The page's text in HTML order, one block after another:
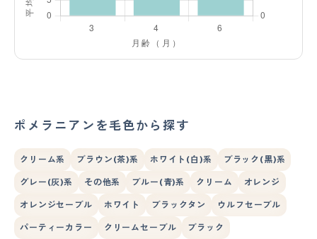
ポメラニアンを毛色から探す
クリーム系 ブラウン(茶)系 ホワイト(白)系 ブラック(黒)系
グレー(灰)系 その他系 ブルー(青)系 クリーム オレンジ
オレンジセーブル ホワイト ブラックタン ウルフセーブル
パーティーカラー クリームセーブル ブラック